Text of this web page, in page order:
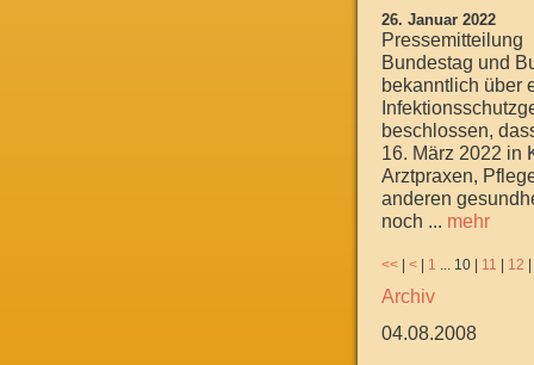
26. Januar 2022
Pressemitteilung
Bundestag und
bekanntlich über
beschlossen,
16. März 2022 in
Arztpraxen,
anderen
noch ... mehr
<< < 1 ... 10 11 12
Archiv
04.08.2008